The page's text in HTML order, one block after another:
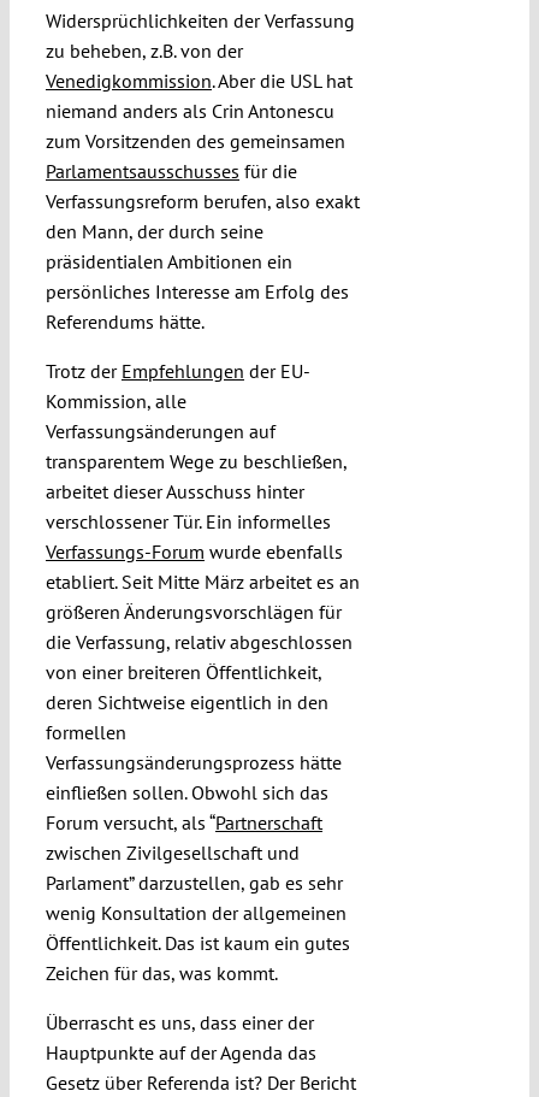
Widersprüchlichkeiten der Verfassung
zu beheben, z.B. von der
Venedigkommission. Aber die USL hat
niemand anders als Crin Antonescu
zum Vorsitzenden des gemeinsamen
Parlamentsausschusses für die
Verfassungsreform berufen, also exakt
den Mann, der durch seine
präsidentialen Ambitionen ein
persönliches Interesse am Erfolg des
Referendums hätte.
Trotz der Empfehlungen der EU-
Kommission, alle
Verfassungsänderungen auf
transparentem Wege zu beschließen,
arbeitet dieser Ausschuss hinter
verschlossener Tür. Ein informelles
Verfassungs-Forum wurde ebenfalls
etabliert. Seit Mitte März arbeitet es an
größeren Änderungsvorschlägen für
die Verfassung, relativ abgeschlossen
von einer breiteren Öffentlichkeit,
deren Sichtweise eigentlich in den
formellen
Verfassungsänderungsprozess hätte
einfließen sollen. Obwohl sich das
Forum versucht, als “Partnerschaft
zwischen Zivilgesellschaft und
Parlament” darzustellen, gab es sehr
wenig Konsultation der allgemeinen
Öffentlichkeit. Das ist kaum ein gutes
Zeichen für das, was kommt.
Überrascht es uns, dass einer der
Hauptpunkte auf der Agenda das
Gesetz über Referenda ist? Der Bericht